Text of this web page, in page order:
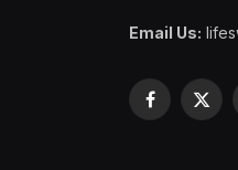
Email Us:
Facebook
X